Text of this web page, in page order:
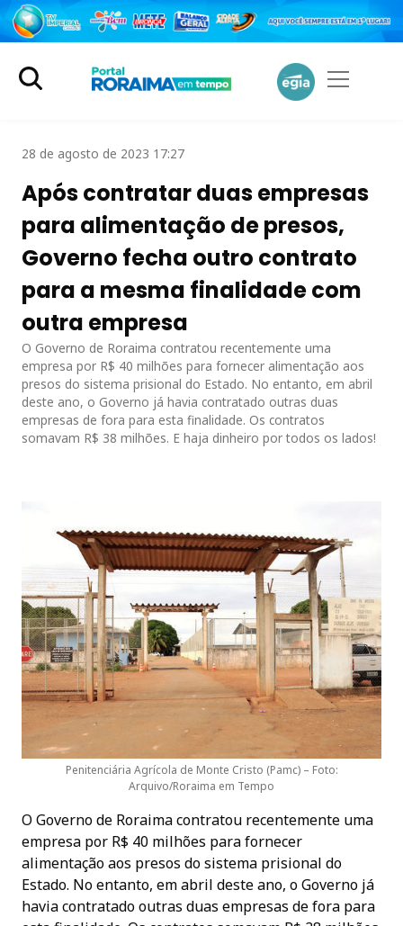
28 de agosto de 2023 17:27
Após contratar duas empresas
para alimentação de presos,
Governo fecha outro contrato
para a mesma finalidade com
outra empresa
O Governo de Roraima contratou recentemente uma
empresa por R$ 40 milhões para fornecer alimentação aos
presos do sistema prisional do Estado. No entanto, em abril
deste ano, o Governo já havia contratado outras duas
empresas de fora para esta finalidade. Os contratos
somavam R$ 38 milhões. E haja dinheiro por todos os lados!
Penitenciária Agrícola de Monte Cristo (Pamc) – Foto:
Arquivo/Roraima em Tempo
O Governo de Roraima contratou recentemente uma
empresa por R$ 40 milhões para fornecer
alimentação aos presos do sistema prisional do
Estado. No entanto, em abril deste ano, o Governo já
havia contratado outras duas empresas de fora para